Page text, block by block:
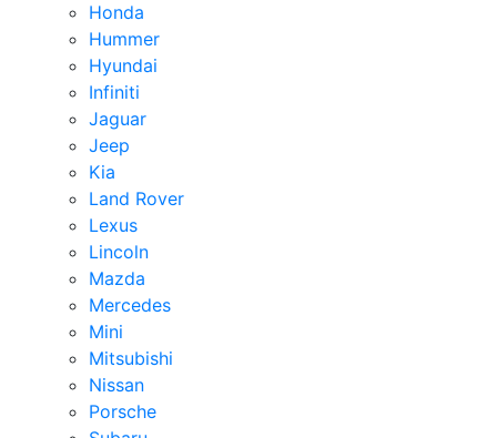
Honda
Hummer
Hyundai
Infiniti
Jaguar
Jeep
Kia
Land Rover
Lexus
Lincoln
Mazda
Mercedes
Mini
Mitsubishi
Nissan
Porsche